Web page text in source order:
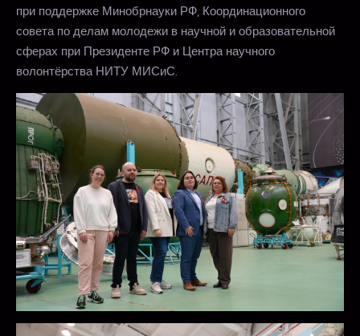
при поддержке Минобрнауки РФ, Координационного
совета по делам молодежи в научной и образовательной
сферах при Президенте РФ и Центра научного
волонтёрства НИТУ МИСиС.